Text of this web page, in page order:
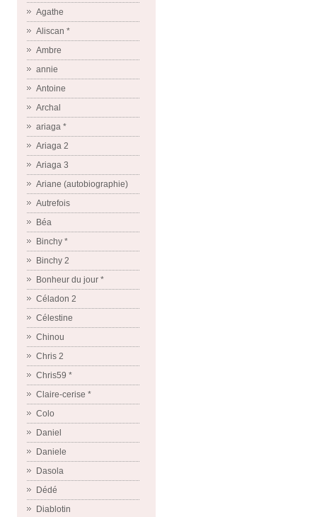
Agathe
Aliscan *
Ambre
annie
Antoine
Archal
ariaga *
Ariaga 2
Ariaga 3
Ariane (autobiographie)
Autrefois
Béa
Binchy *
Binchy 2
Bonheur du jour *
Céladon 2
Célestine
Chinou
Chris 2
Chris59 *
Claire-cerise *
Colo
Daniel
Daniele
Dasola
Dédé
Diablotin